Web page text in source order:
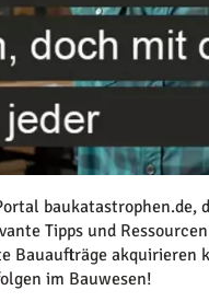
Tipps und
Bauaufträge
im Bauwesen!